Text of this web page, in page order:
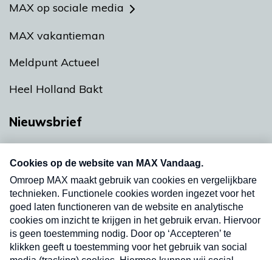
MAX op sociale media
MAX vakantieman
Meldpunt Actueel
Heel Holland Bakt
Nieuwsbrief
nieuwsbrief. Elke vrijdag- en dinsdagochtend in
uw mailbox.
Verzend